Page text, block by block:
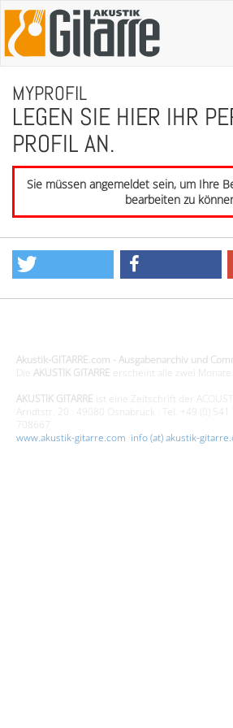
MYPROFIL
LEGEN SIE HIER IHR
PROFIL AN.
Sie müssen angemeldet sein, um Ihre
bearbeiten zu
Akustik-GITARRE.com - Ausgabenarchiv und
Die AKUSTIK GITARRE erscheint alle zwei
AKUSTIK GITARRE ist eine Zeitschrift der
Arndtstr. 20 · 49080 Osnabrück · Tel. +49 (0) 541
708667
www.akustik-gitarre.com ·info (at) akustik-